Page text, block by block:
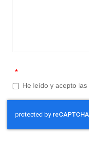
*
He leído y acepto las